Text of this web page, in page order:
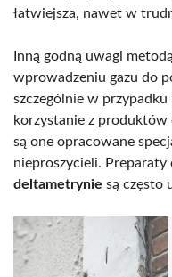
łatwiejsza, nawet w
Inną godną uwagi
wprowadzeniu gazu do
szczególnie w
korzystanie z produktów
są one opracowane
nieproszycieli. Preparaty
deltametrynie są często